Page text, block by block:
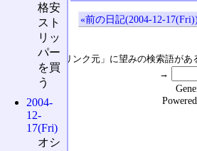
«前の日記(2004-12-17(Fri))
↑の「本日のリンク元」に望みの検索語が
→
格安
スト
リッ
パー
を買
う
2004-
12-
17(Fri)
オシ